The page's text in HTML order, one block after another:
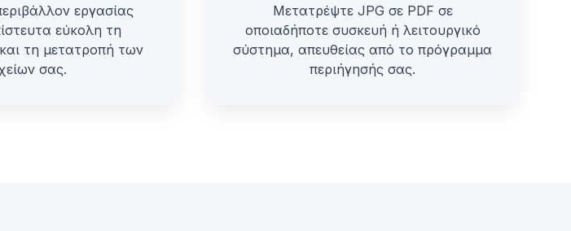
εργασίας
εύκολη τη
τη μετατροπή των
σας.
Μετατρέψτε JPG σε PDF σε
οποιαδήποτε συσκευή ή λειτουργικό
σύστημα, απευθείας από το πρόγραμμα
περιήγησής σας.